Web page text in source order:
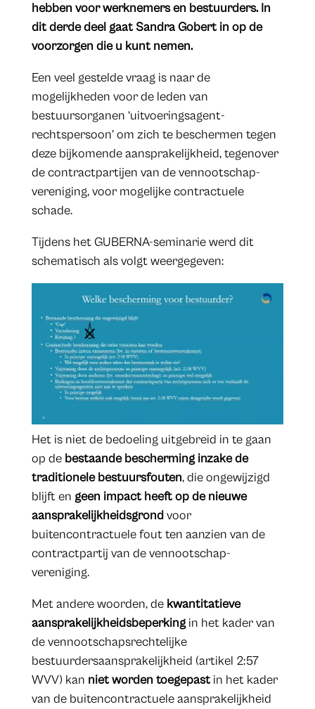
hebben voor werknemers en bestuurders. In
dit derde deel gaat Sandra Gobert in op de
voorzorgen die u kunt nemen.
Een veel gestelde vraag is naar de
mogelijkheden voor de leden van
bestuursorganen ‘uitvoeringsagent-
rechtspersoon’ om zich te beschermen tegen
deze bijkomende aansprakelijkheid, tegenover
de contractpartijen van de vennootschap-
vereniging, voor mogelijke contractuele
schade.
Tijdens het GUBERNA-seminarie werd dit
schematisch als volgt weergegeven:
Het is niet de bedoeling uitgebreid in te gaan
op de bestaande bescherming inzake de
traditionele bestuursfouten, die ongewijzigd
blijft en geen impact heeft op de nieuwe
aansprakelijkheidsgrond voor
buitencontractuele fout ten aanzien van de
contractpartij van de vennootschap-
vereniging.
Met andere woorden, de kwantitatieve
aansprakelijkheidsbeperkingin het kader van
de vennootschapsrechtelijke
bestuurdersaansprakelijkheid (artikel 2:57
WVV) kan niet worden toegepast in het kader
van de buitencontractuele aansprakelijkheid